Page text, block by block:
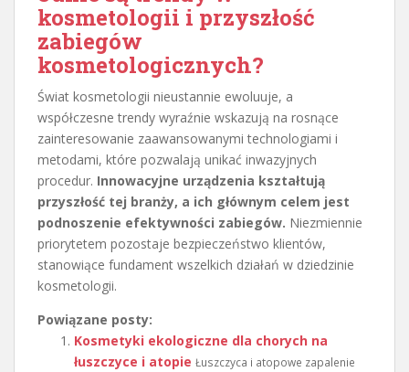
kosmetologii i przyszłość
zabiegów
kosmetologicznych?
Świat kosmetologii nieustannie ewoluuje, a
współczesne trendy wyraźnie wskazują na rosnące
zainteresowanie zaawansowanymi technologiami i
metodami, które pozwalają unikać inwazyjnych
procedur. Innowacyjne urządzenia kształtują
przyszłość tej branży, a ich głównym celem jest
podnoszenie efektywności zabiegów. Niezmiennie
priorytetem pozostaje bezpieczeństwo klientów,
stanowiące fundament wszelkich działań w dziedzinie
kosmetologii.
Powiązane posty:
Kosmetyki ekologiczne dla chorych na
łuszczyce i atopie Łuszczyca i atopowe zapalenie